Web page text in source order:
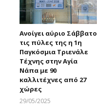
Ανοίγει αύριο Σάββατο
τις πύλες της η 1η
Παγκόσμια Τριενάλε
Τέχνης στην Αγία
Νάπα με 90
καλλιτέχνες από 27
χώρες
29/05/2025